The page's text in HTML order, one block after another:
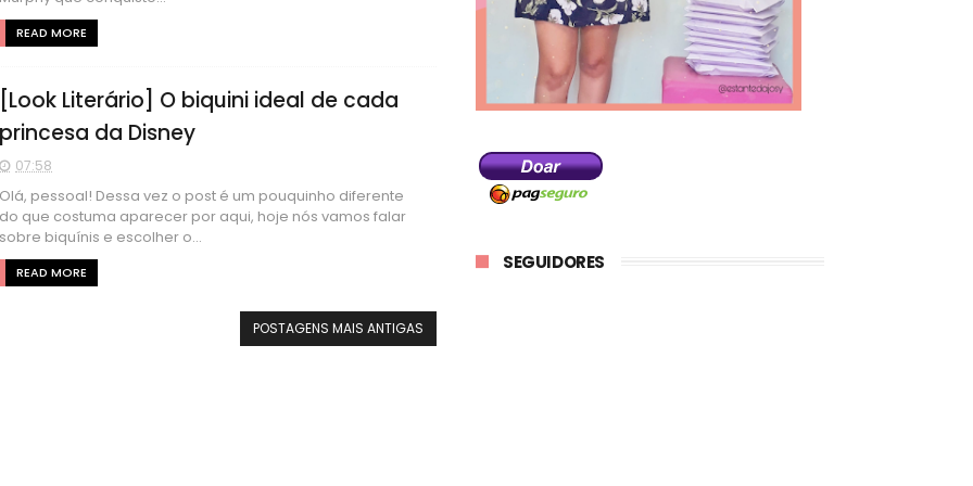
READ MORE
[Look Literário] O biquini ideal de cada
princesa da Disney
07:58
Olá, pessoal! Dessa vez o post é um pouquinho diferente
do que costuma aparecer por aqui, hoje nós vamos falar
sobre biquínis e escolher o...
READ MORE
POSTAGENS MAIS ANTIGAS
SEGUIDORES